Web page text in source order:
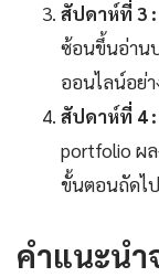
สัปดาห์ที่ 3 :
ซ้อนขึ้นอ่าน
ออนไลน์อย่
สัปดาห์ที่ 4 :
portfolio ผล
ขั้นตอนถัดไ
คำแนะนำ